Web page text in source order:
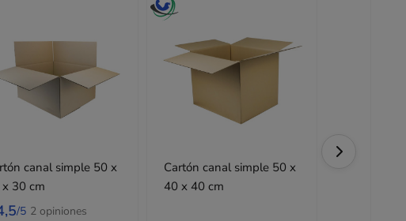
canal simple 50 x
30 cm
/5 2 opiniones
Cartón canal simple 50 x
40 x 40 cm